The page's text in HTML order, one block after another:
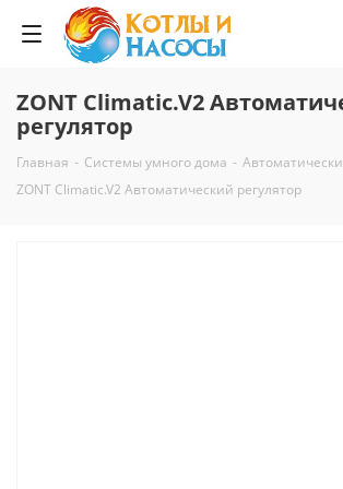
ZONT Climatic.V2
регулятор
Главная - Системы умного дома -
ZONT Climatic.V2 Автоматический регулятор